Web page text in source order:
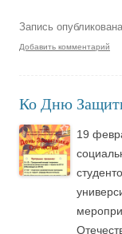
Запись опубликована
Добавить комментарий
Ко Дню
19